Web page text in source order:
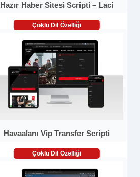
Hazır Haber Sitesi Scripti – Laci
Çoklu Dil Özelliği
Havaalanı Vip Transfer Scripti
Çoklu Dil Özelliği